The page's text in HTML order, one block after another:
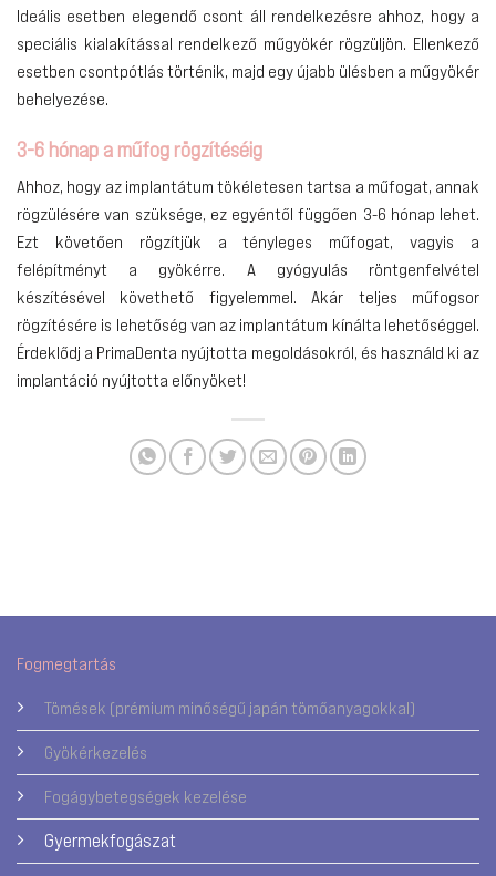
Ideális esetben elegendő csont áll rendelkezésre ahhoz, hogy a
speciális kialakítással rendelkező műgyökér rögzüljön. Ellenkező
esetben csontpótlás történik, majd egy újabb ülésben a műgyökér
behelyezése.
3-6 hónap a műfog rögzítéséig
Ahhoz, hogy az implantátum tökéletesen tartsa a műfogat, annak
rögzülésére van szüksége, ez egyéntől függően 3-6 hónap lehet.
Ezt követően rögzítjük a tényleges műfogat, vagyis a
felépítményt a gyökérre. A gyógyulás röntgenfelvétel
készítésével követhető figyelemmel. Akár teljes műfogsor
rögzítésére is lehetőség van az implantátum kínálta lehetőséggel.
Érdeklődj a PrimaDenta nyújtotta megoldásokról, és használd ki az
implantáció nyújtotta előnyöket!
Fogmegtartás
Tömések (prémium minőségű japán tömőanyagokkal)
Gyökérkezelés
Fogágybetegségek kezelése
Gyermekfogászat